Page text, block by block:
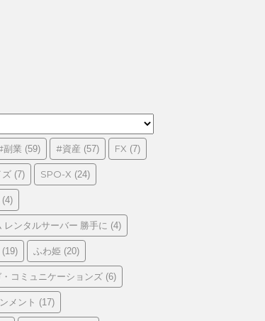
副業 (59) #資産 (57) FX (7)
ズ (7) SPO-X (24)
(4)
レンタルサーバー 勝手に (4)
(19) ふわ姫 (20)
コミュニケーションズ (6)
メント (17)